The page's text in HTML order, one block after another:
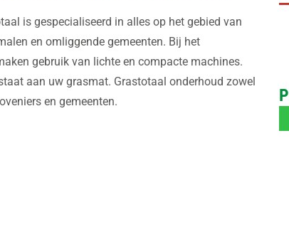
is gespecialiseerd in alles op het gebied van
en omliggende gemeenten. Bij het
gebruik van lichte en compacte machines.
aan uw grasmat. Grastotaal onderhoud zowel
en gemeenten.